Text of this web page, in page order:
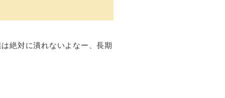
絶対に潰れないよなー、長期